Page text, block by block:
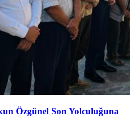
Özgünel Son Yolculuğuna